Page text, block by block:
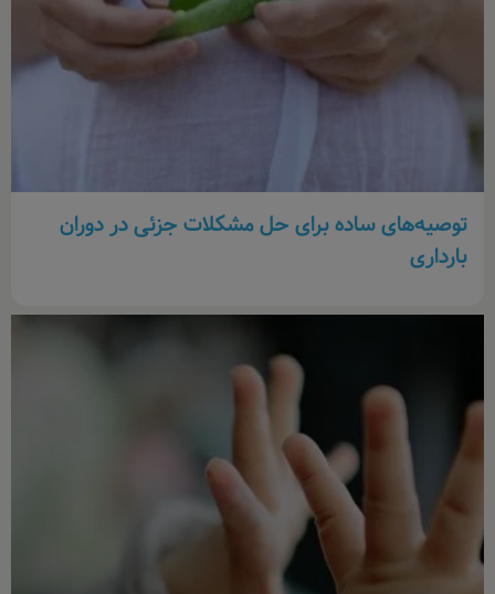
توصیه‌های ساده برای حل مشکلات جزئی در دوران
بارداری